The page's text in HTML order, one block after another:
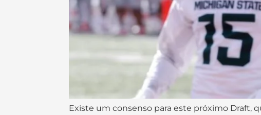
Existe um consenso para este próximo Draft,